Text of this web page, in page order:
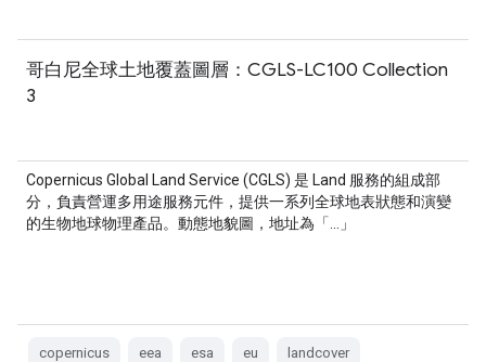
哥白尼全球土地覆蓋圖層：CGLS-LC100 Collection
3
Copernicus Global Land Service (CGLS) 是 Land 服務的組成部
分，負責營運多用途服務元件，提供一系列全球地表狀態和演變
的生物地球物理產品。動態地貌圖，地址為「…」
copernicus eea esa eu landcover